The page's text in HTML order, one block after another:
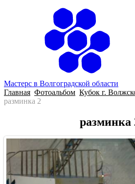
Мастерс в Волгоградской области
Главная Фотоальбом Кубок г.
разминка 2
разминка